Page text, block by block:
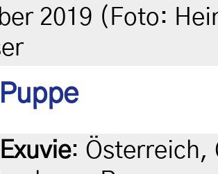
2019 (Foto:
Exuvie: Österreich,